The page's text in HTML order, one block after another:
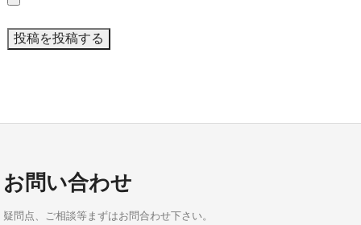
お問い合わせ
疑問点、ご相談等まずはお問合わせ下さい。